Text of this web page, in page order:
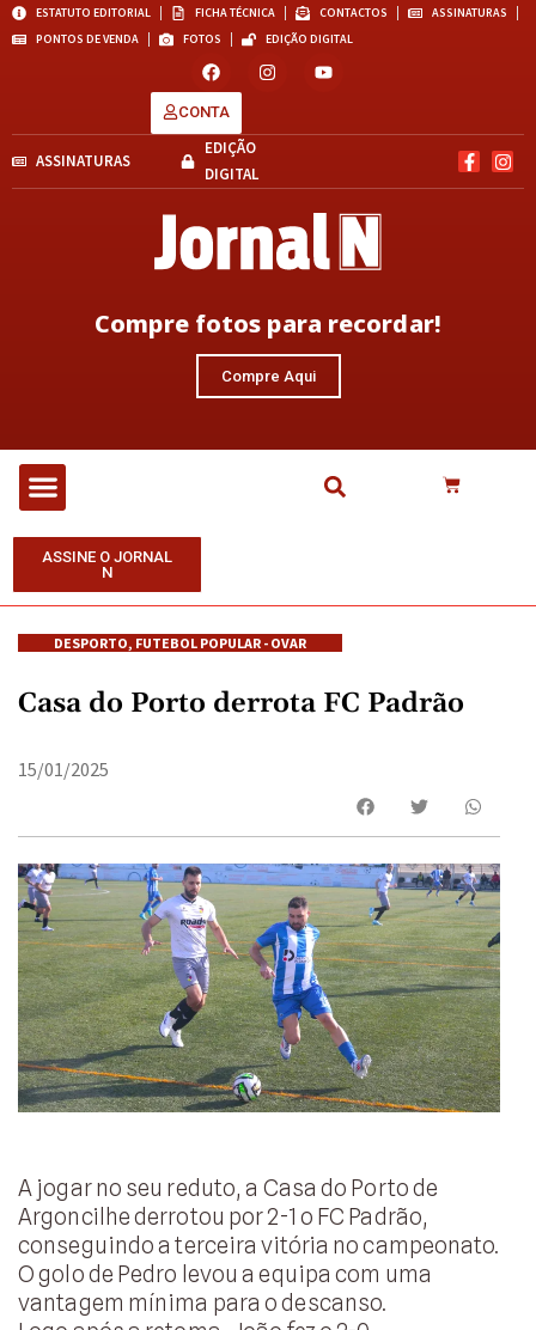
ESTATUTO EDITORIAL FICHA TÉCNICA CONTACTOS
ASSINATURAS
PONTOS DE VENDA
FOTOS EDIÇÃO DIGITAL
CONTA
ASSINATURAS
EDIÇÃO
DIGITAL
Compre fotos para recordar!
Compre Aqui
ASSINE O JORNAL
N
DESPORTO, FUTEBOL POPULAR - OVAR
Casa do Porto derrota FC Padrão
15/01/2025
A jogar no seu reduto, a Casa do Porto de
Argoncilhe derrotou por 2-1 o FC Padrão,
conseguindo a terceira vitória no campeonato.
O golo de Pedro levou a equipa com uma
vantagem mínima para o descanso.